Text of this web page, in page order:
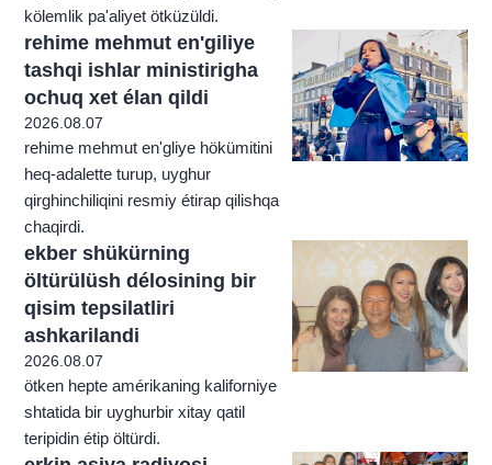
kölemlik pa'aliyet ötküzüldi.
rehime mehmut en'giliye
tashqi ishlar ministirigha
ochuq xet élan qildi
2026.08.07
rehime mehmut en'gliye hökümitini
heq-adalette turup, uyghur
qirghinchiliqini resmiy étirap qilishqa
chaqirdi.
ekber shükürning
öltürülüsh délosining bir
qisim tepsilatliri
ashkarilandi
2026.08.07
ötken hepte amérikaning kaliforniye
shtatida bir uyghurbir xitay qatil
teripidin étip öltürdi.